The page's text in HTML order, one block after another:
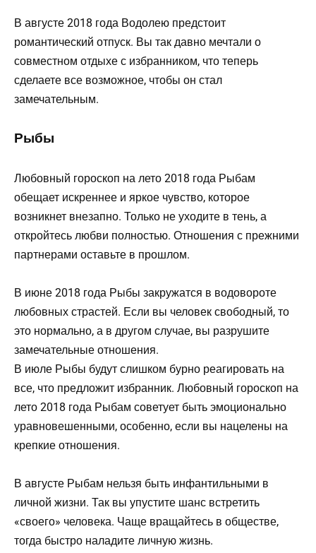
В августе 2018 года Водолею предстоит
романтический отпуск. Вы так давно мечтали о
совместном отдыхе с избранником, что теперь
сделаете все возможное, чтобы он стал
замечательным.
Рыбы
Любовный гороскоп на лето 2018 года Рыбам
обещает искреннее и яркое чувство, которое
возникнет внезапно. Только не уходите в тень, а
откройтесь любви полностью. Отношения с прежними
партнерами оставьте в прошлом.
В июне 2018 года Рыбы закружатся в водовороте
любовных страстей. Если вы человек свободный, то
это нормально, а в другом случае, вы разрушите
замечательные отношения.
В июле Рыбы будут слишком бурно реагировать на
все, что предложит избранник. Любовный гороскоп на
лето 2018 года Рыбам советует быть эмоционально
уравновешенными, особенно, если вы нацелены на
крепкие отношения.
В августе Рыбам нельзя быть инфантильными в
личной жизни. Так вы упустите шанс встретить
«своего» человека. Чаще вращайтесь в обществе,
тогда быстро наладите личную жизнь.